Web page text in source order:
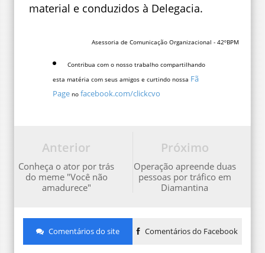
material e conduzidos à Delegacia.
Asessoria de Comunicação Organizacional - 42ºBPM
Contribua com o nosso trabalho compartilhando
esta matéria com seus amigos e curtindo nossa Fã
Page no facebook.com/clickcvo
Próximo
Operação apreende duas
pessoas por tráfico em
Diamantina
Anterior
Conheça o ator por trás
do meme "Você não
amadurece"
Comentários do site Comentários do Facebook